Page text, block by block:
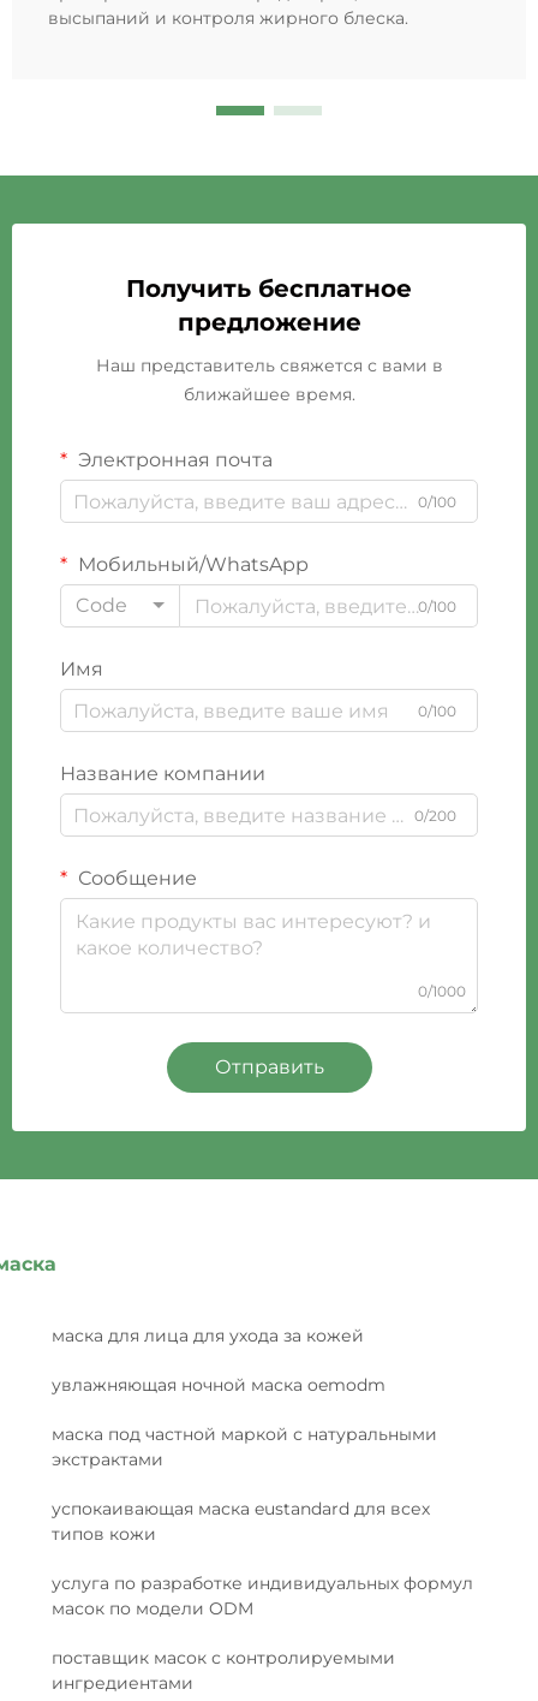
высыпаний и контроля жирного блеска.
Получить бесплатное
предложение
Наш представитель свяжется с вами в
ближайшее время.
Электронная почта
0/100
Мобильный/WhatsApp
Code
0/100
Имя
0/100
Название компании
0/200
Сообщение
0/1000
Отправить
маска для лица для ухода за кожей
увлажняющая ночной маска oemodm
маска под частной маркой с натуральными
экстрактами
успокаивающая маска eustandard для всех
типов кожи
услуга по разработке индивидуальных формул
масок по модели ODM
поставщик масок с контролируемыми
ингредиентами